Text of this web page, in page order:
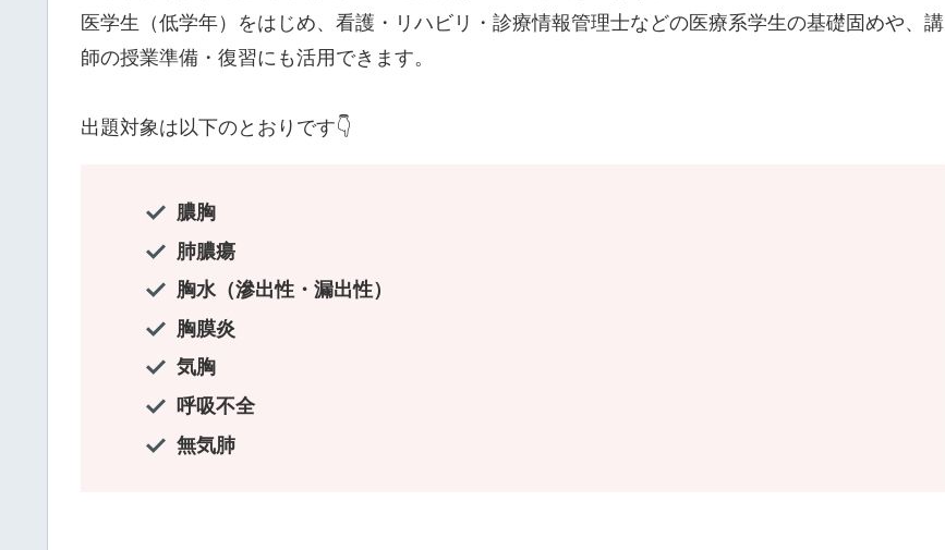
医学生（低学年）をはじめ、看護・リハビリ・診療情報管理士などの医療系学生の基礎固めや、講
師の授業準備・復習にも活用できます。
出題対象は以下のとおりです👇
膿胸
肺膿瘍
胸水（滲出性・漏出性）
胸膜炎
気胸
呼吸不全
無気肺